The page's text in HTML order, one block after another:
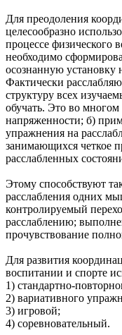
Для преодоления
целесообразно
процессе физического
необходимо
осознанную установку
Фактически
структуру всех
обучать. Это во
напряженности; б)
упражнения на
занимающихся четкое
расслабленных
Этому способствуют
расслабления одних
контролируемый
расслаблению;
прочувствование
Для развития
воспитании и спорте
1) стандартно-
2) вариативного
3) игровой;
4) соревновательный.